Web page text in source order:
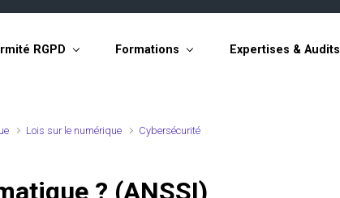
RGPD Formations Expertises & Audits
Lois sur le numérique
Cybersécurité
? (ANSSI)